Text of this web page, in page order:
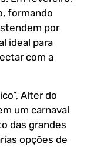
formando
por
ideal para
com a
Alter do
um carnaval
das grandes
opções de